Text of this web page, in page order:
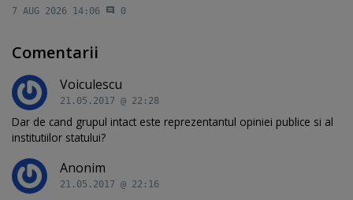
7 AUG 2026 14:06 0
Comentarii
Voiculescu
21.05.2017 @ 22:28
Dar de cand grupul intact este reprezentantul opiniei publice si al
institutiilor statului?
Anonim
21.05.2017 @ 22:16